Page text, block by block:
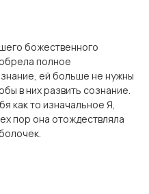
божественного
полное
ей больше не нужны
в них развить сознание.
как то изначальное Я,
пор она отождествляла